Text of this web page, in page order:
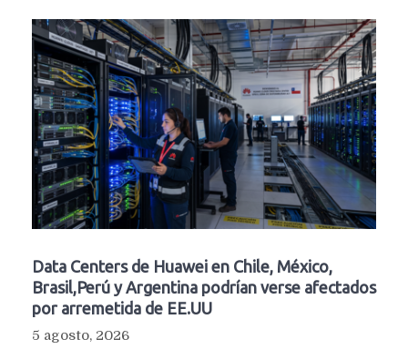
Data Centers de Huawei en Chile, México,
Brasil,Perú y Argentina podrían verse afectados
por arremetida de EE.UU
5 agosto, 2026